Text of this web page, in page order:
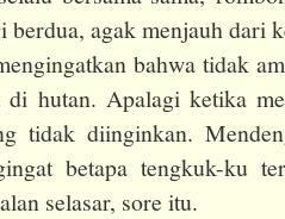
berdua, agak menjauh dari
bahwa tidak
di hutan. Apalagi ketika
tidak diinginkan.
betapa tengkuk-ku
selasar, sore itu.